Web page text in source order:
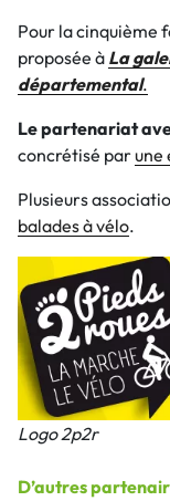
Pour la cinquième
proposée à La
départemental.
Le partenariat
concrétisé parune
Plusieurs
balades à vélo.
Logo 2p2r
D’autres